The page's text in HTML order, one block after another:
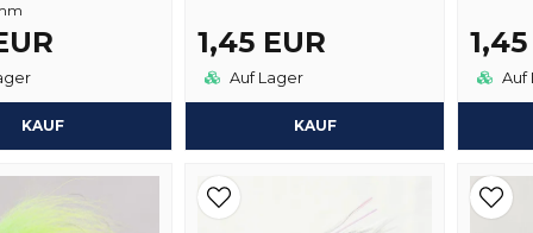
KAUF
1,45 EUR
Auf Lager
KAUF
Auf